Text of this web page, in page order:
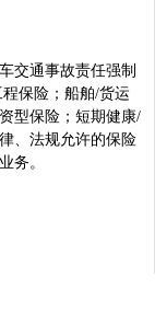
交通事故责任强制
保险；船舶/货运
型保险；短期健康/
、法规允许的保险
务。